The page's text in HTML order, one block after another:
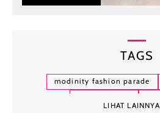
TAGS
modinity fashion parade
LIHAT LAINNYA